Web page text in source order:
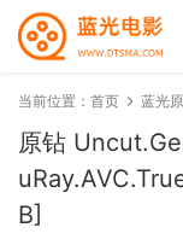
当前位置： 首页 蓝光
原钻
B]